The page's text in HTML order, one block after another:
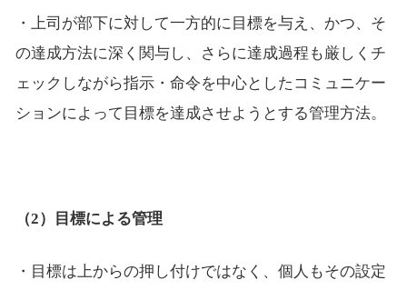
・上司が部下に対して一方的に目標を与え、かつ、そ
の達成方法に深く関与し、さらに達成過程も厳しくチ
ェックしながら指示・命令を中心としたコミュニケー
ションによって目標を達成させようとする管理方法。
（2）目標による管理
・目標は上からの押し付けではなく、個人もその設定